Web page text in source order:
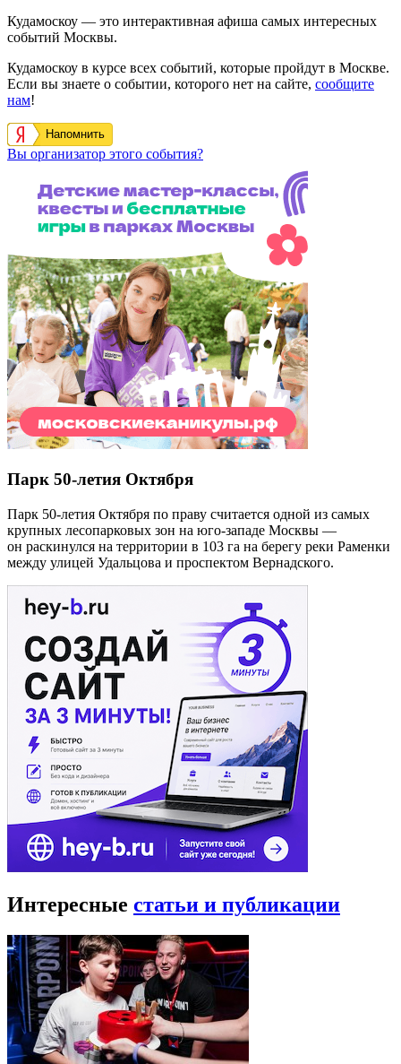
Кудамоскоу — это интерактивная афиша самых интересных
событий Москвы.
Кудамоскоу в курсе всех событий, которые пройдут в Москве.
Если вы знаете о событии, которого нет на сайте, сообщите
нам!
Напомнить
Вы организатор этого события?
Парк 50-летия Октября
Парк 50-летия Октября по праву считается одной из самых
крупных лесопарковых зон на юго-западе Москвы —
он раскинулся на территории в 103 га на берегу реки Раменки
между улицей Удальцова и проспектом Вернадского.
Интересные статьи и публикации